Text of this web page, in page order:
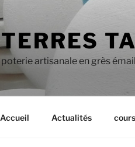
TERRES
poterie artisanale en grès
Accueil Actualités